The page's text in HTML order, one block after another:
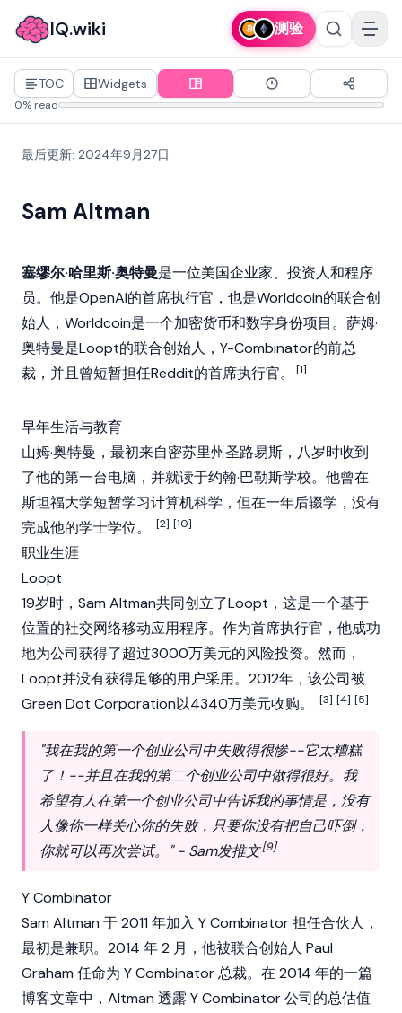
IQ.wiki 测验
TOC Widgets
0% read
最后更新: 2024年9月27日
Sam Altman
塞缪尔·哈里斯·奥特曼是一位美国企业家、 投资人和程序
员。他是OpenAI的首席执行官，也是Worldcoin的联合创
始人，Worldcoin是一个加密货币和数字身份项目。萨姆·
奥特曼是Loopt的联合创始人，Y-Combinator的前总
裁，并且曾短暂担任Reddit的首席执行官。
[1]
早年生活与教育
山姆·奥特曼，最初来自密苏里州圣路易斯，八岁时收到
了他的第一台电脑，并就读于约翰·巴勒斯学校。他曾在
斯坦福大学短暂学习计算机科学，但在一年后辍学，没有
完成他的学士学位。
[2] [10]
职业生涯
Loopt
19岁时，Sam Altman共同创立了Loopt，这是一个基于
位置的社交网络移动应用程序。作为首席执行官，他成功
地为公司获得了超过3000万美元的风险投资。然而，
Loopt并没有获得足够的用户采用。2012年，该公司被
Green Dot Corporation以4340万美元收购。
[3] [4] [5]
"我在我的第一个创业公司中失败得很惨--它太糟糕
了！--并且在我的第二个创业公司中做得很好。我
希望有人在第一个创业公司中告诉我的事情是，没有
人像你一样关心你的失败，只要你没有把自己吓倒，
你就可以再次尝试。" - Sam发推文[9]
Y Combinator
Sam Altman 于 2011 年加入 Y Combinator 担任合伙人，
最初是兼职。2014 年 2 月，他被联合创始人 Paul
Graham 任命为 Y Combinator 总裁。在 2014 年的一篇
博客文章中，Altman 透露 Y Combinator 公司的总估值